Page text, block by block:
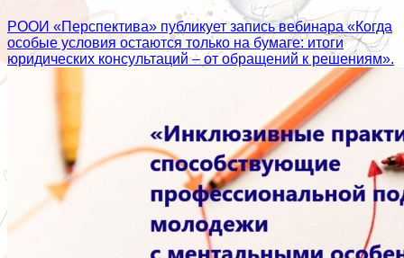
РООИ «Перспектива» публикует запись вебинара «Когда
особые условия остаются только на бумаге: итоги
юридических консультаций – от обращений к решениям».